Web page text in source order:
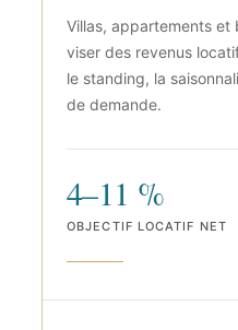
Villas, appartements et
viser des revenus
le standing, la
de demande.
4–11 %
OBJECTIF LOCATIF NET